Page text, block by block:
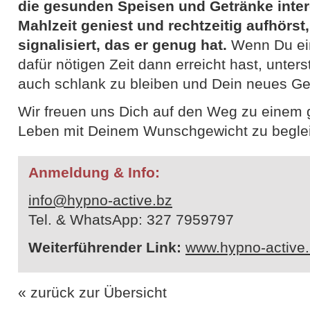
die gesunden Speisen und Getränke
Mahlzeit geniest und rechtzeitig
signalisiert, das er genug hat. Wenn Du
dafür nötigen Zeit dann erreicht hast,
auch schlank zu bleiben und Dein neues
Wir freuen uns Dich auf den Weg zu einem
Leben mit Deinem Wunschgewicht zu
Anmeldung & Info:
info@hypno-active.bz
Tel. & WhatsApp: 327 7959797
Weiterführender Link: www.hypno-
« zurück zur Übersicht